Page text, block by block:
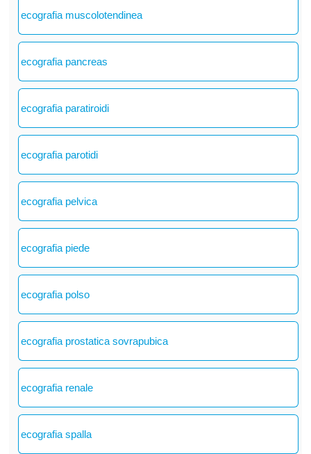
ecografia muscolotendinea
ecografia pancreas
ecografia paratiroidi
ecografia parotidi
ecografia pelvica
ecografia piede
ecografia polso
ecografia prostatica sovrapubica
ecografia renale
ecografia spalla